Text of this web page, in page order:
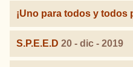
¡Uno para todos y todos
S.P.E.E.D 20 - dic - 2019